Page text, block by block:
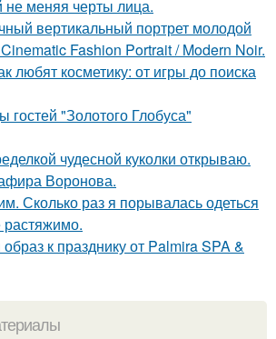
меняя черты лица.
вертикальный портрет молодой
Fashion Portrait / Modern Noir.
любят косметику: от игры до поиска
"Золотого Глобуса"
чудесной куколки открываю.
Воронова.
Сколько раз я порывалась одеться
растяжимо.
к празднику от Palmira SPA &